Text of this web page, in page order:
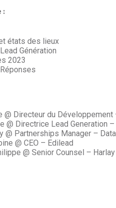
:
états des lieux
Génération
2023
@ Directeur du
@ Directrice Lead Generation
@ Partnerships Manager –
@ CEO – Edilead
@ Senior Counsel –